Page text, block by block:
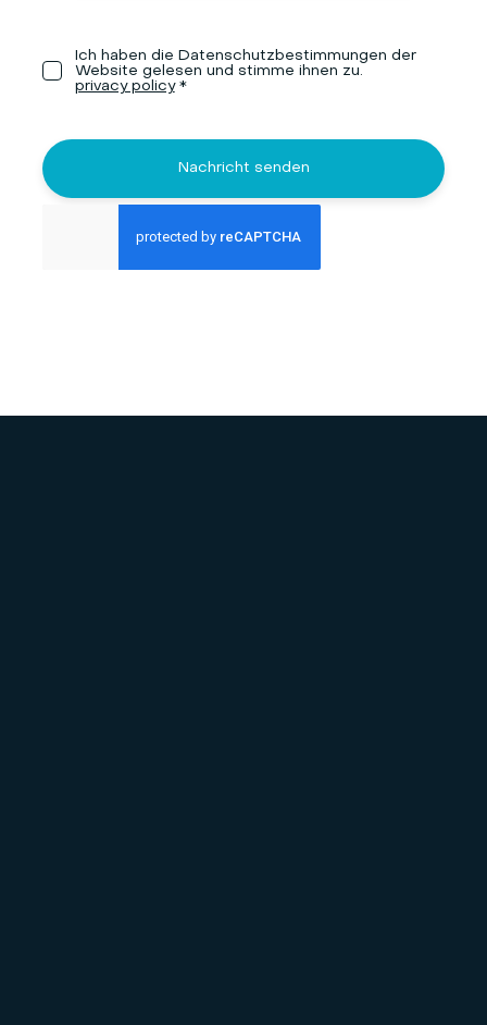
Ich haben die Datenschutzbestimmungen der
Website gelesen und stimme ihnen zu.
privacy policy*
Nachricht senden